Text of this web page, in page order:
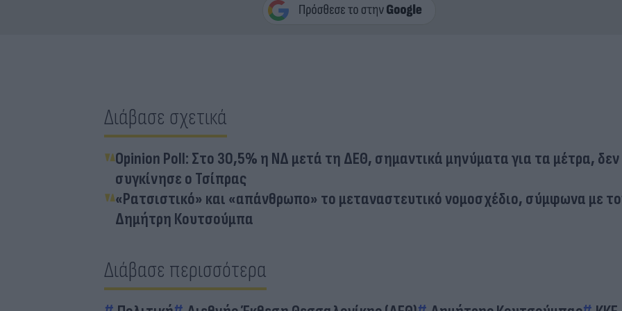
Διάβασε σχετικά
Opinion Poll: Στο 30,5% η ΝΔ μετά τη ΔΕΘ, σημαντικά μηνύματα για τα μέτρα, δεν
συγκίνησε ο Τσίπρας
«Ρατσιστικό» και «απάνθρωπο» το μεταναστευτικό νομοσχέδιο, σύμφωνα με
Δημήτρη Κουτσούμπα
Διάβασε περισσότερα